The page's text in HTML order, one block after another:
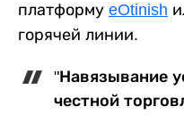
платформу eOtinish
горячей линии.
"Навязывание
честной